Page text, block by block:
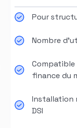
Pour
Nombre
finance du
Installation
DSI